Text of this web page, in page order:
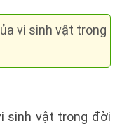
vi sinh vật trong
sinh vật trong đời